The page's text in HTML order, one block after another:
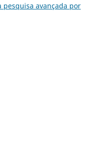
pesquisa avançada por